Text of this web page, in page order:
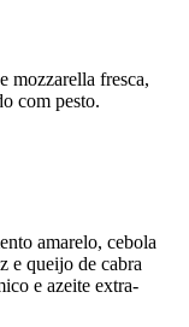
mozzarella fresca,
com pesto.
amarelo, cebola
e queijo de cabra
e azeite extra-